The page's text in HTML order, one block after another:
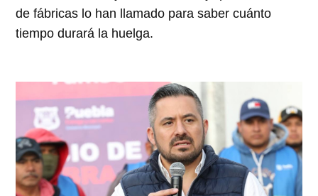
de fábricas lo han llamado para saber cuánto
tiempo durará la huelga.